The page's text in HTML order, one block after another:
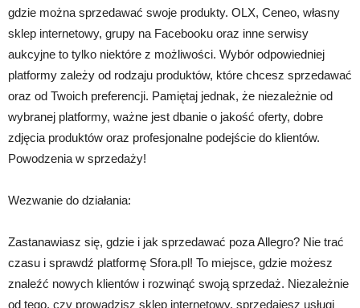
gdzie można sprzedawać swoje produkty. OLX, Ceneo, własny
sklep internetowy, grupy na Facebooku oraz inne serwisy
aukcyjne to tylko niektóre z możliwości. Wybór odpowiedniej
platformy zależy od rodzaju produktów, które chcesz sprzedawać
oraz od Twoich preferencji. Pamiętaj jednak, że niezależnie od
wybranej platformy, ważne jest dbanie o jakość oferty, dobre
zdjęcia produktów oraz profesjonalne podejście do klientów.
Powodzenia w sprzedaży!
Wezwanie do działania:
Zastanawiasz się, gdzie i jak sprzedawać poza Allegro? Nie trać
czasu i sprawdź platformę Sfora.pl! To miejsce, gdzie możesz
znaleźć nowych klientów i rozwinąć swoją sprzedaż. Niezależnie
od tego, czy prowadzisz sklep internetowy, sprzedajesz usługi